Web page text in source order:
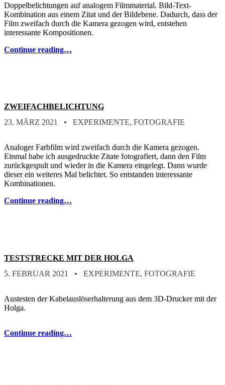
Doppelbelichtungen auf analogem Filmmaterial. Bild-Text-
Kombination aus einem Zitat und der Bildebene. Dadurch, dass der
Film zweifach durch die Kamera gezogen wird, entstehen
interessante Kompositionen.
Continue reading…
ZWEIFACHBELICHTUNG
POSTED ON:
23. MÄRZ 2021 WRITTEN BY:
STEFAN
CATEGORIZED IN:
EXPERIMENTE, FOTOGRAFIE
Analoger Farbfilm wird zweifach durch die Kamera gezogen.
Einmal habe ich ausgedruckte Zitate fotografiert, dann den Film
zurückgespult und wieder in die Kamera eingelegt. Dann wurde
dieser ein weiteres Mal belichtet. So entstanden interessante
Kombinationen.
Continue reading…
TESTSTRECKE MIT DER HOLGA
POSTED ON:
5. FEBRUAR 2021 WRITTEN BY:
STEFAN
CATEGORIZED IN:
EXPERIMENTE, FOTOGRAFIE
Austesten der Kabelauslöserhalterung aus dem 3D-Drucker mit der
Holga.
Continue reading…